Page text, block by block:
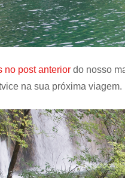
no post anterior do nosso
na sua próxima viagem.